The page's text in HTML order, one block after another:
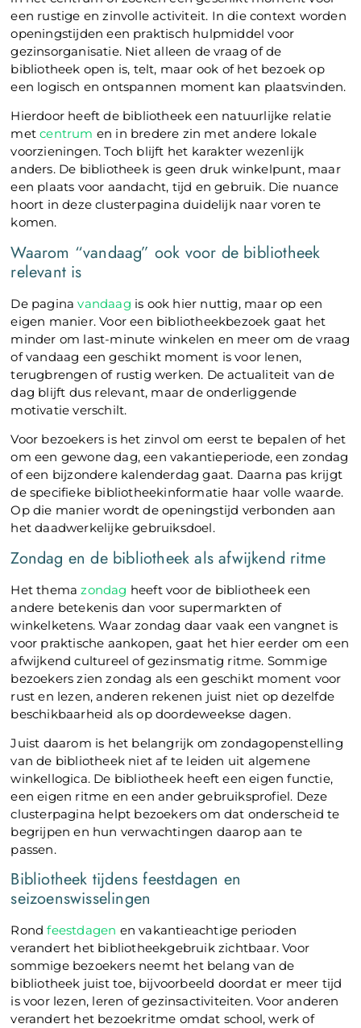
een rustige en zinvolle activiteit. In die context worden
openingstijden een praktisch hulpmiddel voor
gezinsorganisatie. Niet alleen de vraag of de
bibliotheek open is, telt, maar ook of het bezoek op
een logisch en ontspannen moment kan plaatsvinden.
Hierdoor heeft de bibliotheek een natuurlijke relatie
metcentrum en in bredere zin met andere lokale
voorzieningen. Toch blijft het karakter wezenlijk
anders. De bibliotheek is geen druk winkelpunt, maar
een plaats voor aandacht, tijd en gebruik. Die nuance
hoort in deze clusterpagina duidelijk naar voren te
komen.
Waarom “vandaag” ook voor de bibliotheek
relevant is
De paginavandaag is ook hier nuttig, maar op een
eigen manier. Voor een bibliotheekbezoek gaat het
minder om last-minute winkelen en meer om de vraag
of vandaag een geschikt moment is voor lenen,
terugbrengen of rustig werken. De actualiteit van de
dag blijft dus relevant, maar de onderliggende
motivatie verschilt.
Voor bezoekers is het zinvol om eerst te bepalen of het
om een gewone dag, een vakantieperiode, een zondag
of een bijzondere kalenderdag gaat. Daarna pas krijgt
de specifieke bibliotheekinformatie haar volle waarde.
Op die manier wordt de openingstijd verbonden aan
het daadwerkelijke gebruiksdoel.
Zondag en de bibliotheek als afwijkend ritme
Het themazondag heeft voor de bibliotheek een
andere betekenis dan voor supermarkten of
winkelketens. Waar zondag daar vaak een vangnet is
voor praktische aankopen, gaat het hier eerder om een
afwijkend cultureel of gezinsmatig ritme. Sommige
bezoekers zien zondag als een geschikt moment voor
rust en lezen, anderen rekenen juist niet op dezelfde
beschikbaarheid als op doordeweekse dagen.
Juist daarom is het belangrijk om zondagopenstelling
van de bibliotheek niet af te leiden uit algemene
winkellogica. De bibliotheek heeft een eigen functie,
een eigen ritme en een ander gebruiksprofiel. Deze
clusterpagina helpt bezoekers om dat onderscheid te
begrijpen en hun verwachtingen daarop aan te
passen.
Bibliotheek tijdens feestdagen en
seizoenswisselingen
Rondfeestdagen en vakantieachtige perioden
verandert het bibliotheekgebruik zichtbaar. Voor
sommige bezoekers neemt het belang van de
bibliotheek juist toe, bijvoorbeeld doordat er meer tijd
is voor lezen, leren of gezinsactiviteiten. Voor anderen
verandert het bezoekritme omdat school, werk of